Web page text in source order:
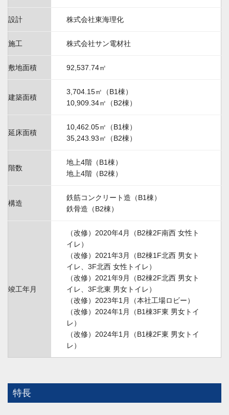
設計 株式会社東海理化
施工 株式会社サン電材社
敷地面積 92,537.74㎡
建築面積
3,704.15㎡（B1棟）
10,909.34㎡（B2棟）
延床面積
10,462.05㎡（B1棟）
35,243.93㎡（B2棟）
階数
地上4階（B1棟）
地上4階（B2棟）
構造
鉄筋コンクリート造（B1棟）
鉄骨造（B2棟）
竣工年月
（改修）2020年4月（B2棟2F南西 女性ト
イレ）
（改修）2021年3月（B2棟1F北西 男女ト
イレ、3F北西 女性トイレ）
（改修）2021年9月（B2棟2F北西 男女ト
イレ、3F北東 男女トイレ）
（改修）2023年1月（本社工場ロビー）
（改修）2024年1月（B1棟3F東 男女トイ
レ）
（改修）2024年1月（B1棟2F東 男女トイ
レ）
特長